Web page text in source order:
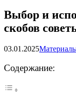
Выбор и
скобов
03.01.2025
Содержание: